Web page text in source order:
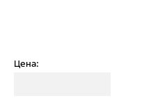
Цена: